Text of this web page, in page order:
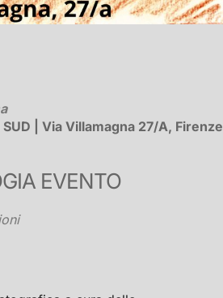
SUD | Via Villamagna 27/A, Firenze
EVENTO